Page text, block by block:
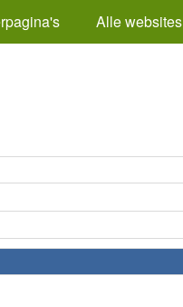
Alle websites